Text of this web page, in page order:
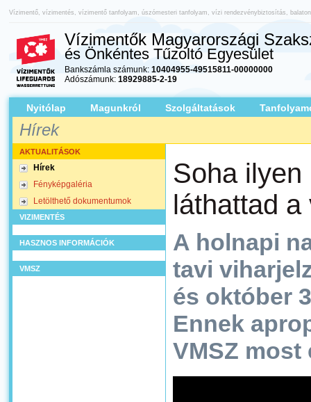
Vízimentő, vízimentés, vízimentő tanfolyam, úszómesteri tanfolyam, vízi rendezvénybiztosítás,
Vízimentők Magyarországi
és Önkéntes Tűzoltó Egyesület
Bankszámla számunk: 10404955-49515811-00000000
Adószámunk: 18929885-2-19
Nyitólap Magunkról Szolgáltatások
Hírek
AKTUALITÁSOK
Hírek
Fényképgaléria
Letölthető dokumentumok
VIZIMENTÉS
HASZNOS INFORMÁCIÓK
VMSZ
Soha ilyen
láthattad
A holnapi
tavi
és október
Ennek
VMSZ